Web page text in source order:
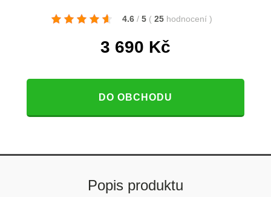
4.6 / 5 ( 25 hodnocení )
3 690 Kč
DO OBCHODU
Popis produktu